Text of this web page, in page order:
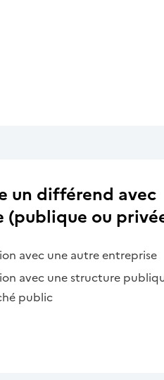
un différend avec
(publique ou
avec une autre entreprise
avec une structure
public